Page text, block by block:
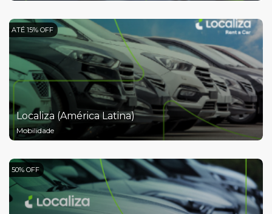
ATÉ 15% OFF
Localiza (América Latina)
Mobilidade
50% OFF